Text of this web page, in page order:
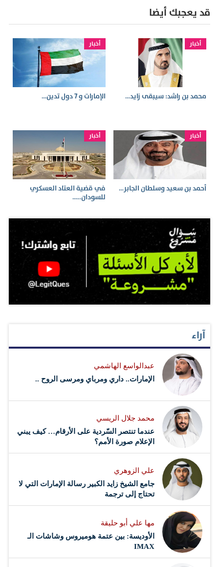
قد يعجبك أيضا
أخبار
محمد بن راشد: سيبقى زايد…
أخبار
الإمارات و 7 دول تدين…
أخبار
أحمد بن سعيد وسلطان الجابر…
أخبار
في قضية العتاد العسكري
للسودان..…
آراء
عبدالواسع الهاشمي
الإمارات.. داري ومرباي ومرسى الروح ..
محمد جلال الريسي
عندما تنتصر السّردية على الأرقام… كيف يبني
الإعلام صورة الأمم؟
علي الزوهري
جامع الشيخ زايد الكبير رسالة الإمارات التي لا
تحتاج إلى ترجمة
مها علي أبو حليقة
الأوديسة: بين عتمة هوميروس وشاشات الـ
IMAX